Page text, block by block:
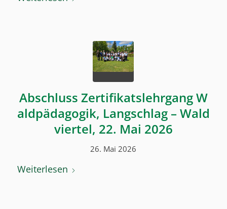
Abschluss Zertifikatslehrgang W
aldpädagogik, Langschlag – Wald
viertel, 22. Mai 2026
26. Mai 2026
Weiterlesen